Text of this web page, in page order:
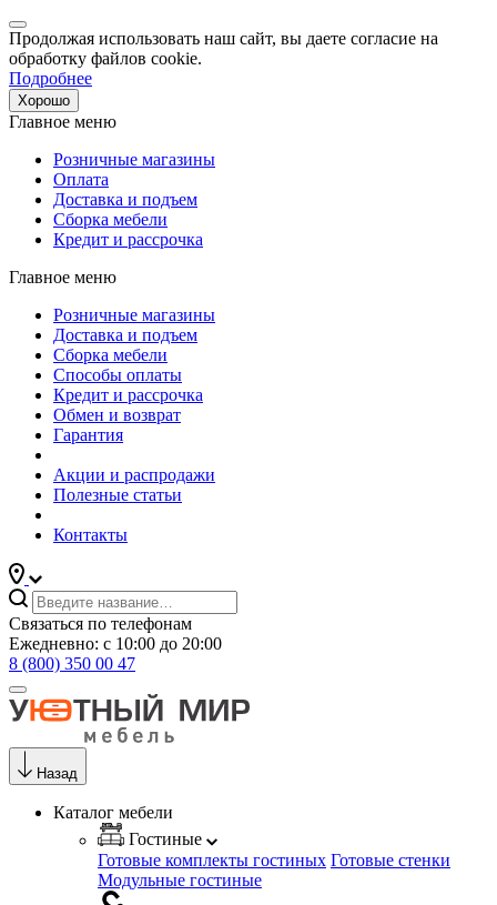
Продолжая использовать наш сайт, вы даете согласие на
обработку файлов cookie.
Подробнее
Хорошо
Главное меню
Розничные магазины
Оплата
Доставка и подъем
Сборка мебели
Кредит и рассрочка
Главное меню
Розничные магазины
Доставка и подъем
Сборка мебели
Способы оплаты
Кредит и рассрочка
Обмен и возврат
Гарантия
Акции и распродажи
Полезные статьи
Контакты
Связаться по телефонам
Ежедневно: с 10:00 до 20:00
8 (800) 350 00 47
Назад
Каталог мебели
Гостиные
Готовые комплекты гостиных Готовые стенки
Модульные гостиные